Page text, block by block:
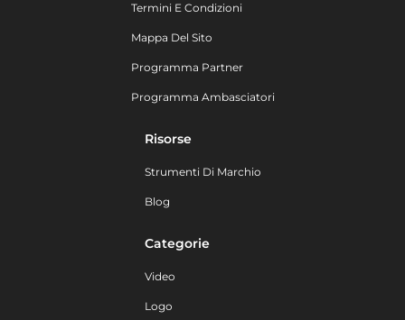
Termini E Condizioni
Mappa Del Sito
Programma Partner
Programma Ambasciatori
Risorse
Strumenti Di Marchio
Blog
Categorie
Video
Logo